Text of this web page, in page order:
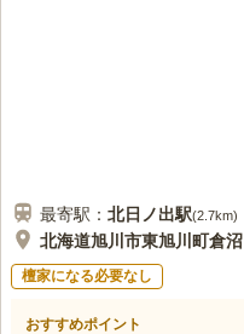
最寄駅： 北日ノ出駅(2.7km)
北海道旭川市東旭川町倉沼
檀家になる必要なし
おすすめポイント